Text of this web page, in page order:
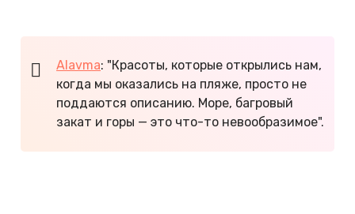
Alavma: "Красоты, которые открылись нам,
когда мы оказались на пляже, просто не
поддаются описанию. Море, багровый
закат и горы — это что-то невообразимое".